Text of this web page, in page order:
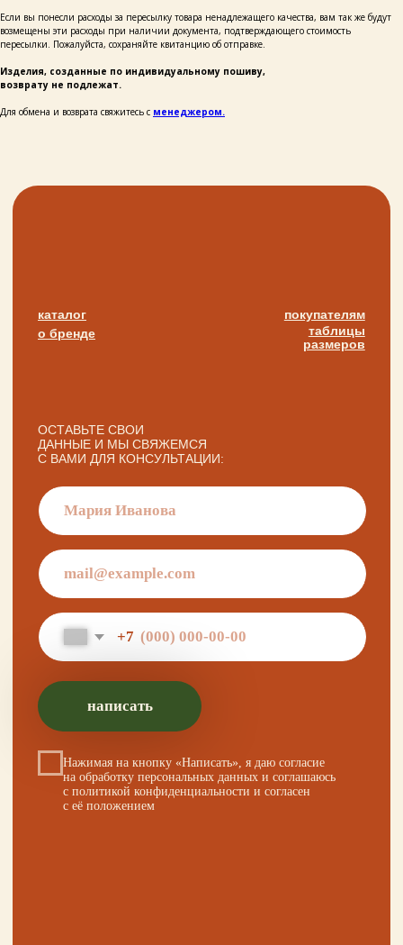
Если вы понесли расходы за пересылку товара ненадлежащего качества, вам так же будут
возмещены эти расходы при наличии документа, подтверждающего стоимость
пересылки. Пожалуйста, сохраняйте квитанцию об отправке.
Изделия, созданные по индивидуальному пошиву,
возврату не подлежат.
Для обмена и возврата свяжитесь с менеджером.
г. Красноярск,
на обработку персональных данных и соглашаюсь
с политикой конфиденциальности и согласен
с её положением